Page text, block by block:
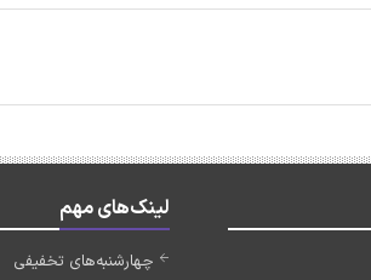
لینک‌های مهم
چهارشنبه‌های تخفیفی